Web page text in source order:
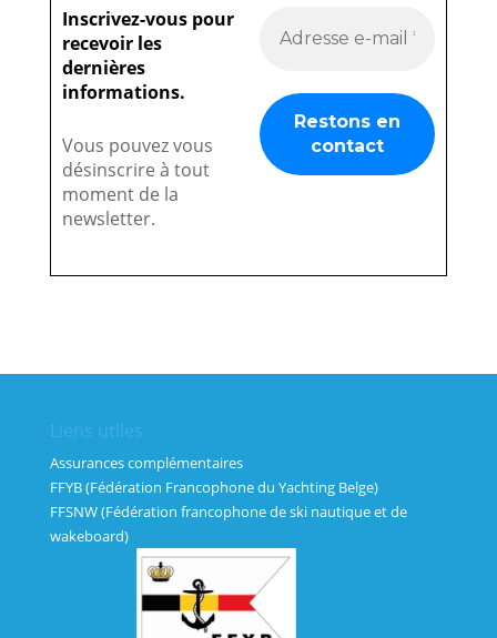
Inscrivez-vous pour
recevoir les
dernières
informations.
Vous pouvez vous
désinscrire à tout
moment de la
newsletter.
Liens utiles
Assurances complémentaires
FFYB (Fédération Francophone du Yachting Belge)
FFSNW (Fédération francophone de ski nautique et de
wakeboard)